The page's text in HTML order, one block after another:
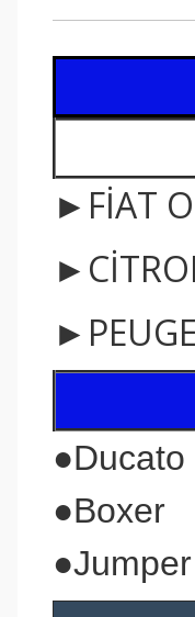
►FİAT
●Ducato
●Boxer
●Jumper